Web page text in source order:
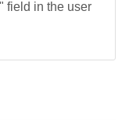
field in the user